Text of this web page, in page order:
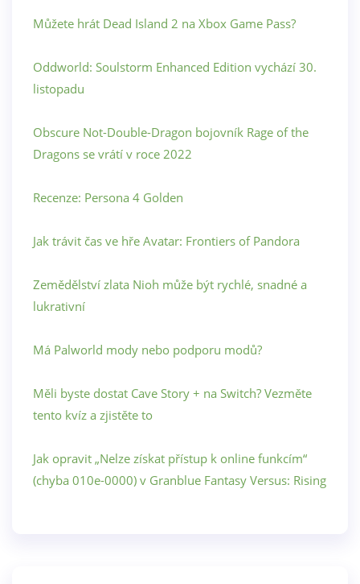
Můžete hrát Dead Island 2 na Xbox Game Pass?
Oddworld: Soulstorm Enhanced Edition vychází 30.
listopadu
Obscure Not-Double-Dragon bojovník Rage of the
Dragons se vrátí v roce 2022
Recenze: Persona 4 Golden
Jak trávit čas ve hře Avatar: Frontiers of Pandora
Zemědělství zlata Nioh může být rychlé, snadné a
lukrativní
Má Palworld mody nebo podporu modů?
Měli byste dostat Cave Story + na Switch? Vezměte
tento kvíz a zjistěte to
Jak opravit „Nelze získat přístup k online funkcím“
(chyba 010e-0000) v Granblue Fantasy Versus: Rising